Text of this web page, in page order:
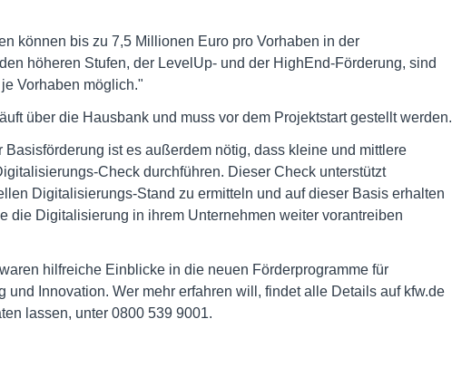
können bis zu 7,5 Millionen Euro pro Vorhaben in der
höheren Stufen, der LevelUp- und der HighEnd-Förderung, sind
Vorhaben möglich."
über die Hausbank und muss vor dem Projektstart gestellt werden.
Basisförderung ist es außerdem nötig, dass kleine und mittlere
Check durchführen. Dieser Check unterstützt
Digitalisierungs-Stand zu ermitteln und auf dieser Basis erhalten
die Digitalisierung in ihrem Unternehmen weiter vorantreiben
hilfreiche Einblicke in die neuen Förderprogramme für
und Innovation. Wer mehr erfahren will, findet alle Details auf kfw.de
lassen, unter 0800 539 9001.